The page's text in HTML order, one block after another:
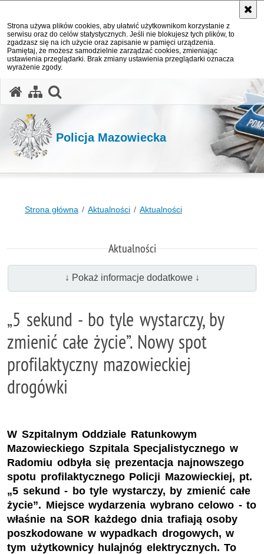
Strona używa plików cookies, aby ułatwić użytkownikom korzystanie z
serwisu oraz do celów statystycznych. Jeśli nie blokujesz tych plików, to
zgadzasz się na ich użycie oraz zapisanie w pamięci urządzenia.
Pamiętaj, że możesz samodzielnie zarządzać cookies, zmieniając
ustawienia przeglądarki. Brak zmiany ustawienia przeglądarki oznacza
wyrażenie zgody.
Policja Mazowiecka
Strona główna Aktualności Aktualności
Aktualności
↓ Pokaż informacje dodatkowe ↓
„5 sekund - bo tyle wystarczy, by
zmienić całe życie”. Nowy spot
profilaktyczny mazowieckiej
drogówki
W Szpitalnym Oddziale Ratunkowym
Mazowieckiego Szpitala Specjalistycznego w
Radomiu odbyła się prezentacja najnowszego
spotu profilaktycznego Policji Mazowieckiej, pt.
„5 sekund - bo tyle wystarczy, by zmienić całe
życie”. Miejsce wydarzenia wybrano celowo - to
właśnie na SOR każdego dnia trafiają osoby
poszkodowane w wypadkach drogowych, w
tym użytkownicy hulajnóg elektrycznych. To